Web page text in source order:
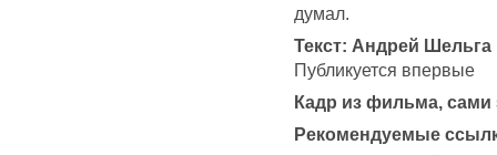
думал.
Текст: Андрей Шельга
Публикуется впервые
Кадр из фильма, сами
Рекомендуемые